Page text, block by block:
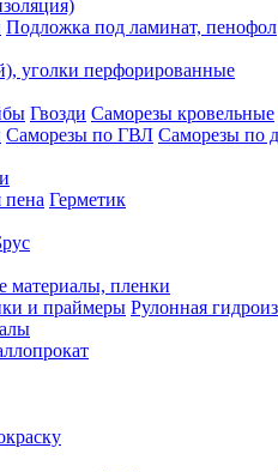
Подложка под ламинат, пенофол
уголки перфорированные
Гвозди Саморезы кровельные
Саморезы по ГВЛ Саморезы по
Герметик
материалы, пленки
и праймеры Рулонная